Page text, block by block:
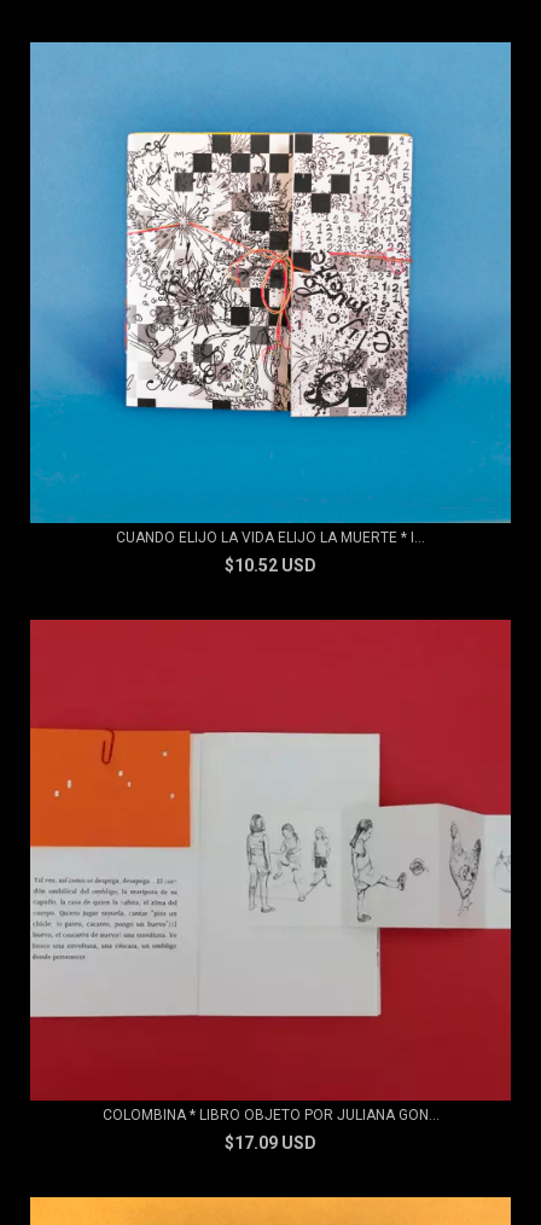
CUANDO ELIJO LA VIDA ELIJO LA MUERTE * I...
$10.52 USD
COLOMBINA * LIBRO OBJETO POR JULIANA GON...
$17.09 USD